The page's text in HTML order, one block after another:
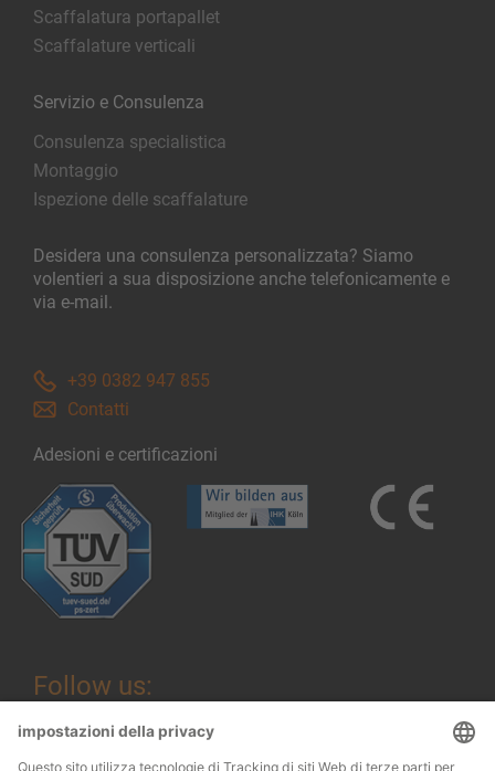
Scaffalatura portapallet
Scaffalature verticali
Servizio e Consulenza
Consulenza specialistica
Montaggio
Ispezione delle scaffalature
Desidera una consulenza personalizzata? Siamo
volentieri a sua disposizione anche telefonicamente e
via e-mail.
+39 0382 947 855
Contatti
Adesioni e certificazioni
Follow us: